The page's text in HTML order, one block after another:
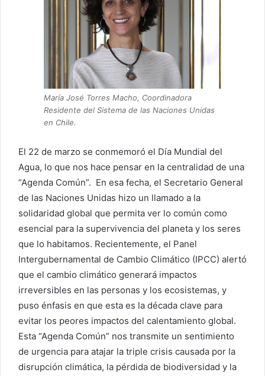
María José Torres Macho, Coordinadora
Residente del Sistema de las Naciones Unidas
en Chile.
El 22 de marzo se conmemoró el Día Mundial del
Agua, lo que nos hace pensar en la centralidad de una
“Agenda Común”. En esa fecha, el Secretario General
de las Naciones Unidas hizo un llamado a la
solidaridad global que permita ver lo común como
esencial para la supervivencia del planeta y los seres
que lo habitamos. Recientemente, el Panel
Intergubernamental de Cambio Climático (IPCC) alertó
que el cambio climático generará impactos
irreversibles en las personas y los ecosistemas, y
puso énfasis en que esta es la década clave para
evitar los peores impactos del calentamiento global.
Esta “Agenda Común” nos transmite un sentimiento
de urgencia para atajar la triple crisis causada por la
disrupción climática, la pérdida de biodiversidad y la